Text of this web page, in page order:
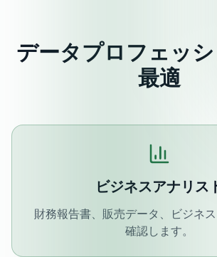
データプロフェッ
最適
ビジネスアナリス
財務報告書、販売データ、ビジネ
確認します。